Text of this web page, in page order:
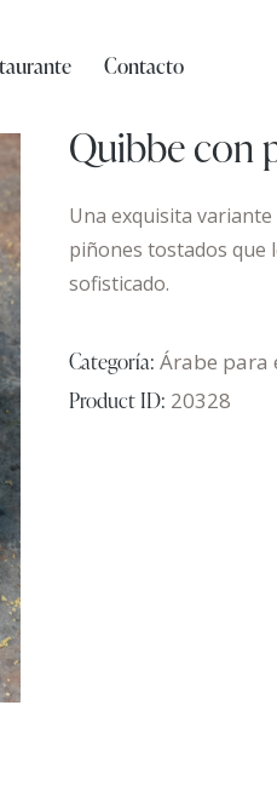
Contacto
Quibbe con
Una exquisita
piñones tostados que
sofisticado.
Categoría: Árabe para
Product ID: 20328